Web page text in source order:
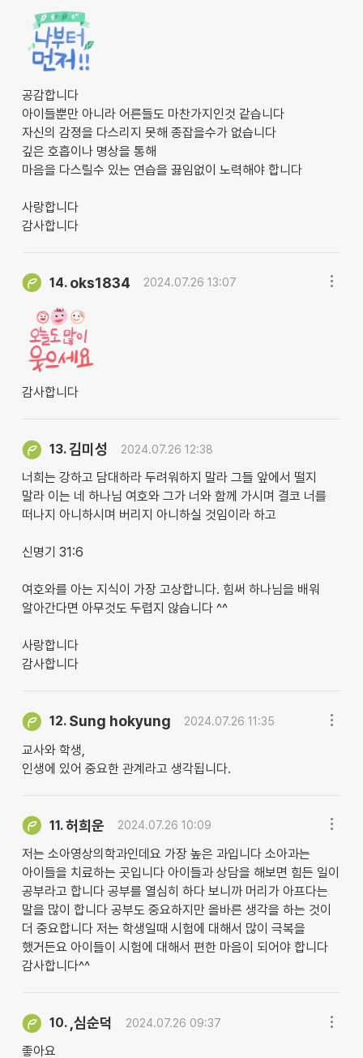
공감합니다
아이들뿐만 아니라 어른들도 마찬가지인것 같습니다
자신의 감졍을 다스리지 못해 종잡을수가 없습니다
깊은 호흡이나 명상을 통해
마음을 다스릴수 있는 연습을 끓임없이 노력해야 합니다
사랑합니다
감사합니다
14. oks1834 2024.07.26 13:07
감사합니다
13.김미성 2024.07.26 12:38
너희는 강하고 담대하라 두려워하지 말라 그들 앞에서 떨지
말라 이는 네 하나님 여호와 그가 너와 함께 가시며 결코 너를
떠나지 아니하시며 버리지 아니하실 것임이라 하고
신명기 31:6
여호와를 아는 지식이 가장 고상합니다. 힘써 하나님을 배워
알아간다면 아무것도 두렵지 않습니다 ^^
사랑합니다
감사합니다
12. Sung hokyung 2024.07.26 11:35
교사와 학생,
인생에 있어 중요한 관계라고 생각됩니다.
11.허희운 2024.07.26 10:09
저는 소아영상의학과인데요 가장 높은 과입니다 소아과는
아이들을 치료하는 곳입니다 아이들과 상담을 해보면 힘든 일이
공부라고 합니다 공부를 열심히 하다 보니까 머리가 아프다는
말을 많이 합니다 공부도 중요하지만 올바른 생각을 하는 것이
더 중요합니다 저는 학생일때 시험에 대해서 많이 극복을
했거든요 아이들이 시험에 대해서 편한 마음이 되어야 합니다
감사합니다^^
10. ,심순덕 2024.07.26 09:37
좋아요